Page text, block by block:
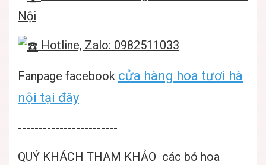
Nội
Hotline, Zalo: 0982511033
Fanpage facebook cửa hàng hoa tươi hà
nội tại đây
------------------------
QUÝ KHÁCH THAM KHẢO các bó hoa